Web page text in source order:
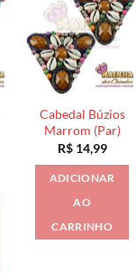
Cabedal Búzios
Marrom (Par)
R$14,99
ADICIONAR
AO
CARRINHO